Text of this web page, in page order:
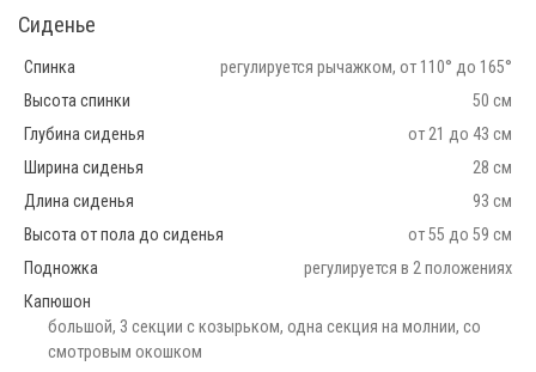
Сиденье
Спинка
регулируется рычажком, от 110° до 165°
Высота спинки
50 см
Глубина сиденья
от 21 до 43 см
Ширина сиденья
28 см
Длина сиденья
93 см
Высота от пола до сиденья
от 55 до 59 см
Подножка
регулируется в 2 положениях
Капюшон
большой, 3 секции с козырьком, одна секция на молнии, со
смотровым окошком